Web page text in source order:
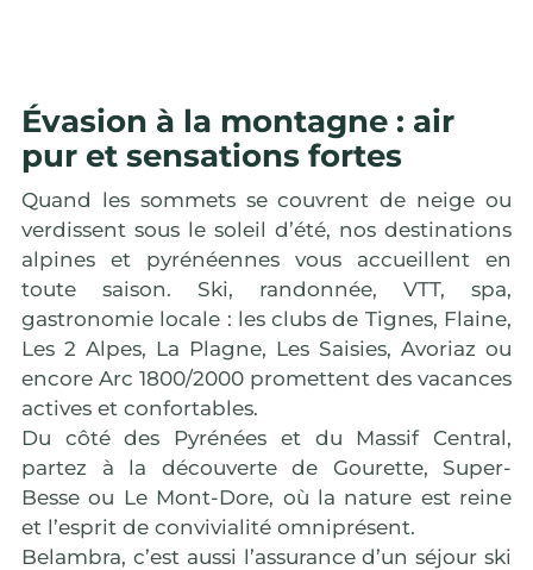
Évasion à la montagne : air
pur et sensations fortes
Quand les sommets se couvrent de neige ou
verdissent sous le soleil d’été, nos destinations
alpines et pyrénéennes vous accueillent en
toute saison. Ski, randonnée, VTT, spa,
gastronomie locale : les clubs de Tignes, Flaine,
Les 2 Alpes, La Plagne, Les Saisies, Avoriaz ou
encore Arc 1800/2000 promettent des vacances
actives et confortables.
Du côté des Pyrénées et du Massif Central,
partez à la découverte de Gourette, Super-
Besse ou Le Mont-Dore, où la nature est reine
et l’esprit de convivialité omniprésent.
Belambra, c’est aussi l’assurance d’un séjour ski